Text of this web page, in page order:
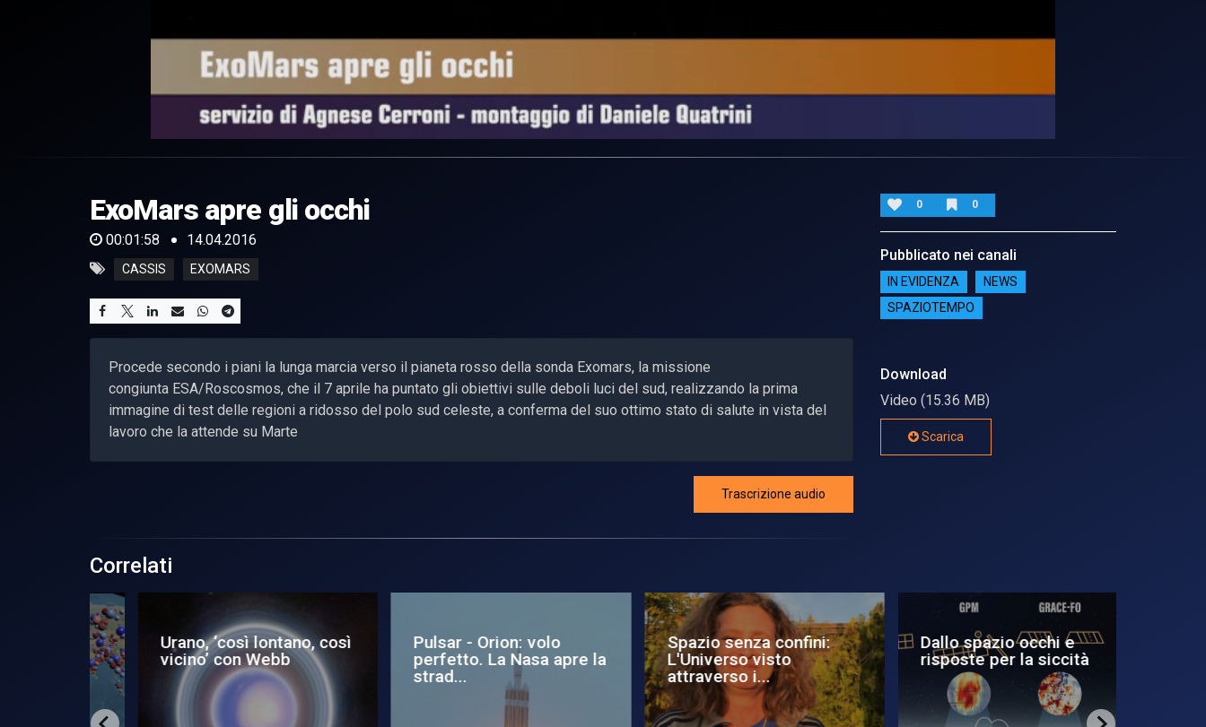
of
58
seconds Volume
0%
ExoMars apre gli occhi
00:01:58 14.04.2016
CASSIS EXOMARS
Procede secondo i piani la lunga marcia verso il pianeta rosso della sonda Exomars, la missione
congiunta ESA/Roscosmos, che il 7 aprile ha puntato gli obiettivi sulle deboli luci del sud, realizzando la prima
immagine di test delle regioni a ridosso del polo sud celeste, a conferma del suo ottimo stato di salute in vista del
lavoro che la attende su Marte
Trascrizione audio
0 0
Pubblicato nei canali
IN EVIDENZA
NEWS
SPAZIOTEMPO
Download
Video (15.36 MB)
Scarica
Correlati
Urano, ‘così lontano, così
vicino’ con Webb
Pulsar - Orion: volo
perfetto. La Nasa apre la
strad...
Spazio senza confini:
L'Universo visto
attraverso i...
Dallo spazio occhi e
risposte per la siccità